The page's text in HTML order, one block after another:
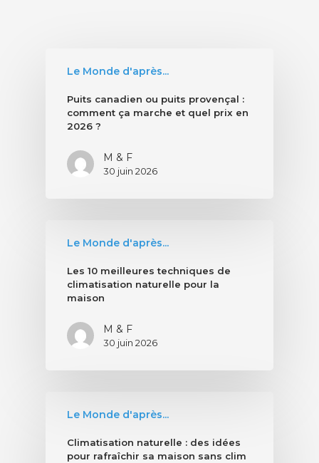
Le Monde d'après...
Puits canadien ou puits provençal :
comment ça marche et quel prix en
2026 ?
M & F
30 juin 2026
Le Monde d'après...
Les 10 meilleures techniques de
climatisation naturelle pour la
maison
M & F
30 juin 2026
Le Monde d'après...
Climatisation naturelle : des idées
pour rafraîchir sa maison sans clim